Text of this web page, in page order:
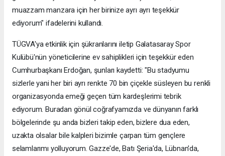
muazzam manzara için her birinize ayrı ayrı teşekkür
ediyorum" ifadelerini kullandı.
TÜGVA'ya etkinlik için şükranlarını iletip Galatasaray Spor
Kulübü'nün yöneticilerine ev sahiplikleri için teşekkür eden
Cumhurbaşkanı Erdoğan, şunları kaydetti: "Bu stadyumu
sizlerle yani her biri ayrı renkte 70 bin çiçekle süsleyen bu renkli
organizasyonda emeği geçen tüm kardeşlerimi tebrik
ediyorum. Buradan gönül coğrafyamızda ve dünyanın farklı
bölgelerinde şu anda bizleri takip eden, bizlere dua eden,
uzakta olsalar bile kalpleri bizimle çarpan tüm gençlere
selamlarımı yolluyorum. Gazze'de, Batı Şeria'da, Lübnan'da,